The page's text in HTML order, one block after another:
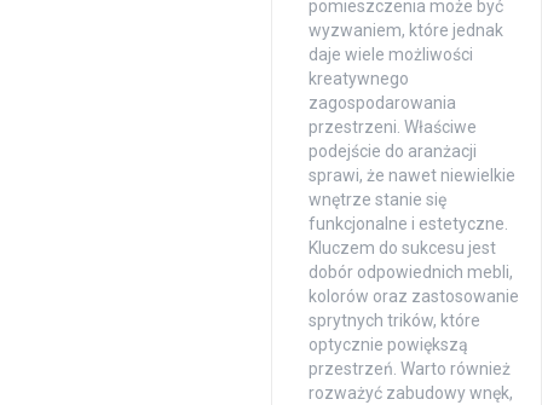
pomieszczenia może być
wyzwaniem, które jednak
daje wiele możliwości
kreatywnego
zagospodarowania
przestrzeni. Właściwe
podejście do aranżacji
sprawi, że nawet niewielkie
wnętrze stanie się
funkcjonalne i estetyczne.
Kluczem do sukcesu jest
dobór odpowiednich mebli,
kolorów oraz zastosowanie
sprytnych trików, które
optycznie powiększą
przestrzeń. Warto również
rozważyć zabudowy wnęk,